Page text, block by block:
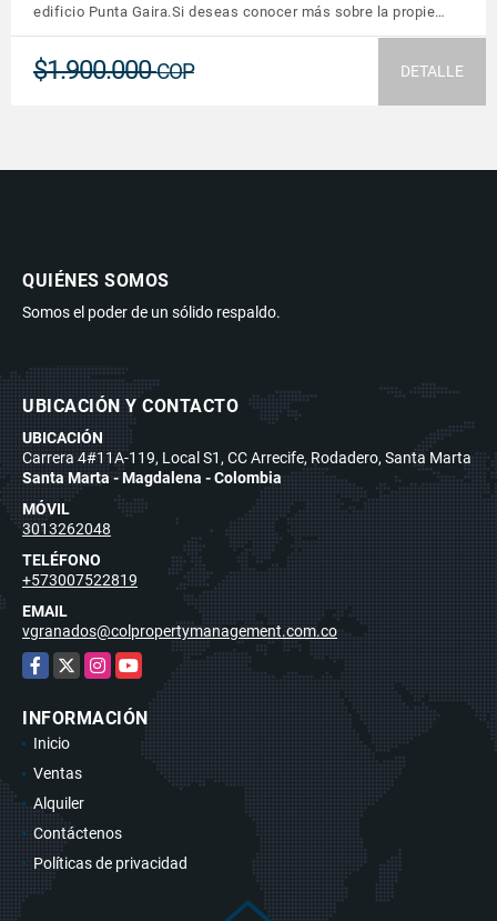
edificio Punta Gaira.Si deseas conocer más sobre la propie…
$1.900.000COP DETALLE
QUIÉNES SOMOS
Somos el poder de un sólido respaldo.
UBICACIÓN Y CONTACTO
UBICACIÓN
Carrera 4#11A-119, Local S1, CC Arrecife, Rodadero, Santa Marta
Santa Marta - Magdalena - Colombia
MÓVIL
3013262048
TELÉFONO
+573007522819
EMAIL
vgranados@colpropertymanagement.com.co
Facebook
X Instagram
YouTube
INFORMACIÓN
Inicio
Ventas
Alquiler
Contáctenos
Políticas de privacidad